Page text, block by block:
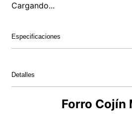
Cargando...
Especificaciones
Detalles
Forro Cojín